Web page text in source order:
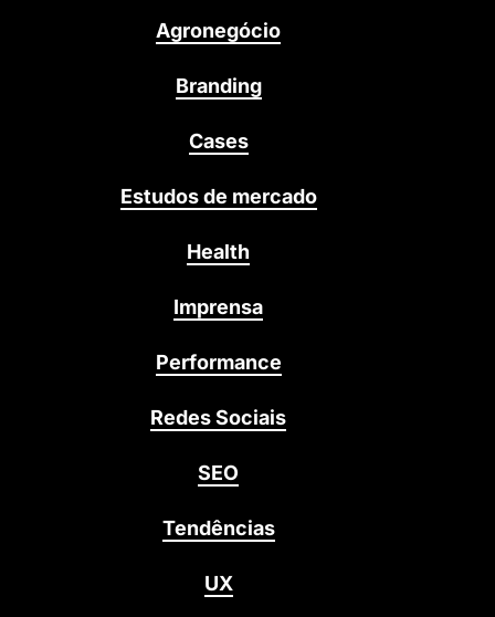
Agronegócio
Branding
Cases
Estudos de mercado
Health
Imprensa
Performance
Redes Sociais
SEO
Tendências
UX